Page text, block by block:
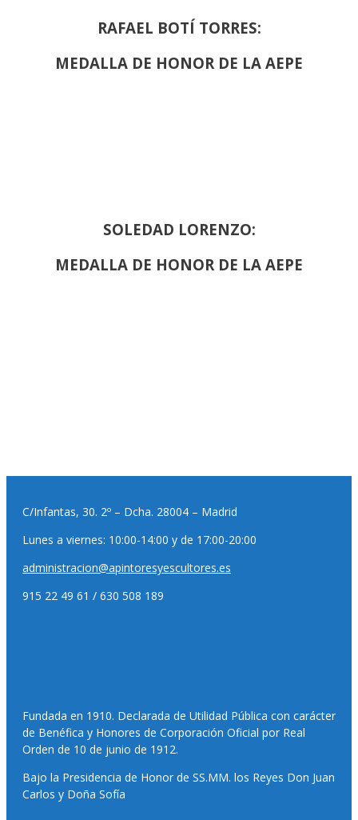
RAFAEL BOTÍ TORRES:
MEDALLA DE HONOR DE LA AEPE
SOLEDAD LORENZO:
MEDALLA DE HONOR DE LA AEPE
C/Infantas, 30. 2º – Dcha. 28004 – Madrid
Lunes a viernes: 10:00-14:00 y de 17:00-20:00
administracion@apintoresyescultores.es
915 22 49 61 / 630 508 189
Fundada en 1910. Declarada de Utilidad Pública con carácter
de Benéfica y Honores de Corporación Oficial por Real
Orden de 10 de junio de 1912.
Bajo la Presidencia de Honor de SS.MM. los Reyes Don Juan
Carlos y Doña Sofía